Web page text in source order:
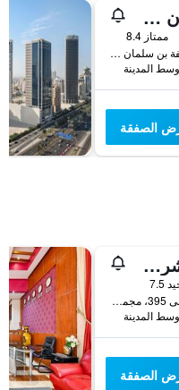
لو ميريديان سيتي سنتر البحرين
ممتاز 8.4
شارع الشيخ خليفة بن سلمان الطريق السريع, المنامة, البحرين
الصفقة
باليت لاكشري مارينا فيو، المعروف سابقًا باسم فندق هابي دايز
7.5
ص ب 2484، مبنى 395، مجمع 319، شارع 1912, المنامة, البحرين
الصفقة